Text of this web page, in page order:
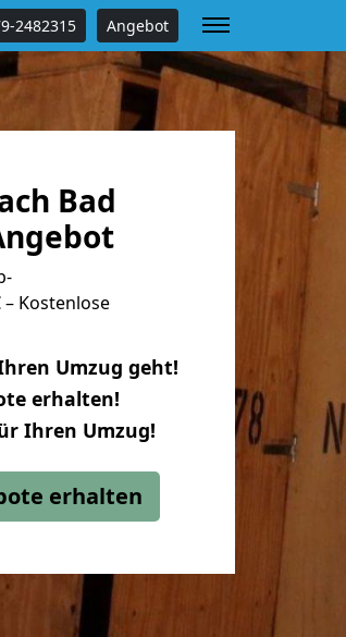
2482315 Angebot
Bad
Kostenlose
Umzug geht!
erhalten!
Ihren Umzug!
erhalten